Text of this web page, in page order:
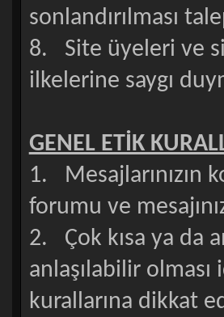
sonlandırılması
8. Site üyeleri ve
ilkelerine saygı
GENEL ETİK
1. Mesajlarınızın
forumu ve
2. Çok kısa ya da
anlaşılabilir
kurallarına dikkat